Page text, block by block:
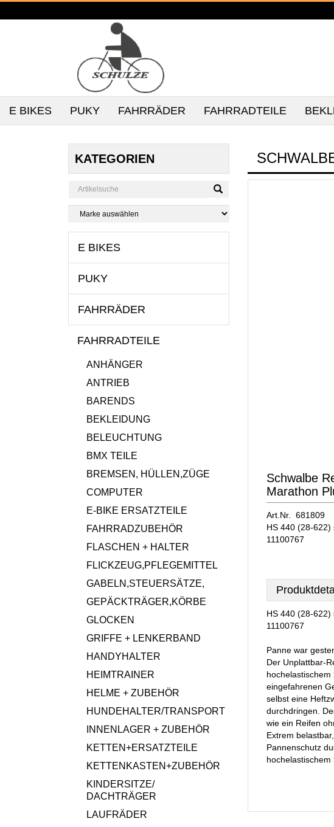
E BIKES PUKY FAHRRÄDER FAHRRADTEILE
KATEGORIEN
E BIKES
PUKY
FAHRRÄDER
FAHRRADTEILE
ANHÄNGER
ANTRIEB
BARENDS
BEKLEIDUNG
BELEUCHTUNG
BMX TEILE
BREMSEN, HÜLLEN,ZÜGE
COMPUTER
E-BIKE ERSATZTEILE
FAHRRADZUBEHÖR
FLASCHEN + HALTER
FLICKZEUG,PFLEGEMITTEL
GABELN,STEUERSÄTZE,
GEPÄCKTRÄGER,KÖRBE
GLOCKEN
GRIFFE + LENKERBAND
HANDYHALTER
HEIMTRAINER
HELME + ZUBEHÖR
HUNDEHALTER/TRANSPORT
INNENLAGER + ZUBEHÖR
KETTEN+ERSATZTEILE
KETTENKASTEN+ZUBEHÖR
KINDERSITZE/
DACHTRÄGER
LAUFRÄDER
Schwalbe
Marathon
Art.Nr. 681809
HS 440 (28-622)
11100767
HS 440 (28-622)
11100767
Panne war
Der Unplattbar-
eingefahrenen
selbst eine
durchdringen.
wie ein Reifen
Extrem
Pannenschutz
hochelastischem